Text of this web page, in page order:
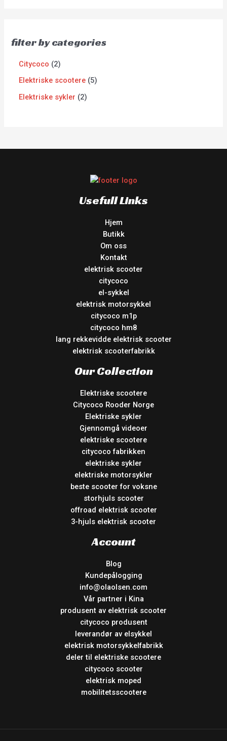
filter by categories
Citycoco 2
Elektriske scootere 5
Elektriske sykler 2
Usefull Links
Hjem
Butikk
Om oss
Kontakt
elektrisk scooter
citycoco
el-sykkel
elektrisk motorsykkel
citycoco m1p
citycoco hm8
lang rekkevidde elektrisk scooter
elektrisk scooterfabrikk
Our Collection
Elektriske scootere
Citycoco Rooder Norge
Elektriske sykler
Gjennomgå videoer
elektriske scootere
citycoco fabrikken
elektriske sykler
elektriske motorsykler
beste scooter for voksne
storhjuls scooter
offroad elektrisk scooter
3-hjuls elektrisk scooter
Account
Blog
Kundepålogging
info@olaolsen.com
Vår partner i Kina
produsent av elektrisk scooter
citycoco produsent
leverandør av elsykkel
elektrisk motorsykkelfabrikk
deler til elektriske scootere
citycoco scooter
elektrisk moped
mobilitetsscootere